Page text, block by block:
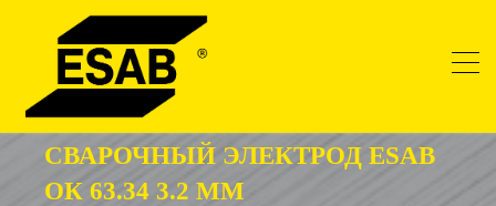
СВАРОЧНЫЙ ЭЛЕКТРОД ESAB
ОК 63.34 3.2 ММ